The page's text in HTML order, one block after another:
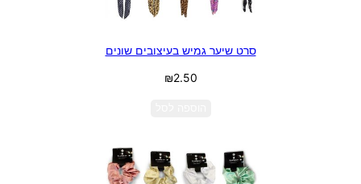
סרט שיער גמיש בעיצובים שונים
₪2.50